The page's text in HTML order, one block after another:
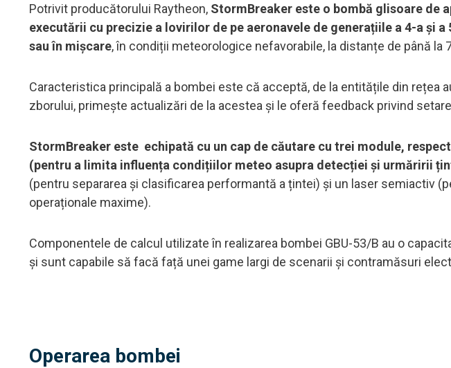
Potrivit producătorului Raytheon, StormBreaker este o bombă glisoare de
executării cu precizie a lovirilor de pe aeronavele de generațiile a 4-a și
sau în mișcare, în condiții meteorologice nefavorabile, la distanțe de până la
Caracteristica principală a bombei este că acceptă, de la entitățile din rețea
zborului, primește actualizări de la acestea și le oferă feedback privind
StormBreaker este echipată cu un cap de căutare cu trei module,
(pentru a limita influența condițiilor meteo asupra detecției și urmăririi
(pentru separarea și clasificarea performantă a țintei) și un laser semiactiv
operaționale maxime).
Componentele de calcul utilizate în realizarea bombei GBU-53/B au o
și sunt capabile să facă față unei game largi de scenarii și contramăsuri
Operarea bombei